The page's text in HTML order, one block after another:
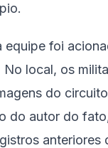
foi
local, os
do
do autor do